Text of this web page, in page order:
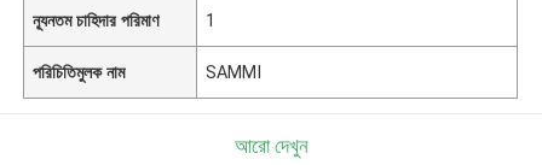
ন্যূনতম চাহিদার পরিমাণ 1
পরিচিতিমুলক নাম SAMMI
আরো দেখুন